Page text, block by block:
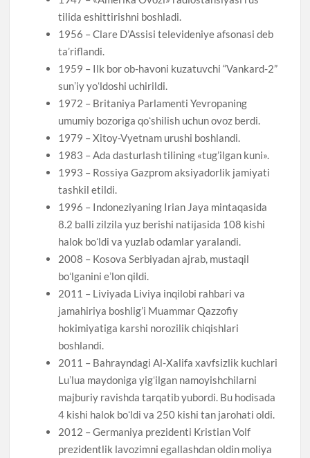
tilida eshittirishni boshladi.
1956 – Clare D’Assisi televideniye afsonasi deb
taʼriflandi.
1959 – Ilk bor ob-havoni kuzatuvchi “Vankard-2”
sunʼiy yoʻldoshi uchirildi.
1972 – Britaniya Parlamenti Yevropaning
umumiy bozoriga qoʻshilish uchun ovoz berdi.
1979 – Xitoy-Vyetnam urushi boshlandi.
1983 – Ada dasturlash tilining «tug’ilgan kuni».
1993 – Rossiya Gazprom aksiyadorlik jamiyati
tashkil etildi.
1996 – Indoneziyaning Irian Jaya mintaqasida
8.2 balli zilzila yuz berishi natijasida 108 kishi
halok boʻldi va yuzlab odamlar yaralandi.
2008 – Kosova Serbiyadan ajrab, mustaqil
boʻlganini eʼlon qildi.
2011 – Liviyada Liviya inqilobi rahbari va
jamahiriya boshlig’i Muammar Qazzofiy
hokimiyatiga karshi norozilik chiqishlari
boshlandi.
2011 – Bahrayndagi Al-Xalifa xavfsizlik kuchlari
Luʼlua maydoniga yigʻilgan namoyishchilarni
majburiy ravishda tarqatib yubordi. Bu hodisada
4 kishi halok boʻldi va 250 kishi tan jarohati oldi.
2012 – Germaniya prezidenti Kristian Volf
prezidentlik lavozimni egallashdan oldin moliya